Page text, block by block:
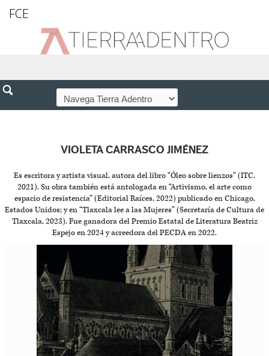
FCE
VIOLETA CARRASCO JIMÉNEZ
Es escritora y artista visual, autora del libro “Óleo sobre lienzos” (ITC,
2021). Su obra también está antologada en “Artivismo, el arte como
espacio de resistencia” (Editorial Raíces, 2022) publicado en Chicago,
Estados Unidos; y en “Tlaxcala lee a las Mujeres” (Secretaría de Cultura de
Tlaxcala, 2023). Fue ganadora del Premio Estatal de Literatura Beatriz
Espejo en 2024 y acreedora del PECDA en 2022.